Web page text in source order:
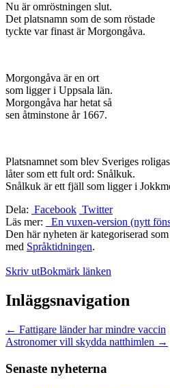
Nu är omröstningen slut.
Det platsnamn som de som röstade
tyckte var finast är Morgongåva.
Morgongåva är en ort
som ligger i Uppsala län.
Morgongåva har hetat så
sen åtminstone år 1667.
Platsnamnet som blev Sveriges
låter som ett fult ord: Snålkuk.
Snålkuk är ett fjäll som ligger i
Dela: Facebook Twitter
Läs mer:
En vuxen-version (nytt
Den här nyheten är kategoriserad som
med Språktidningen.
Skriv utBokmärk länken
Inläggsnavigation
← Fattigare länder har mindre vaccin
Astronomer vill skydda natthimlen →
Senaste nyheterna